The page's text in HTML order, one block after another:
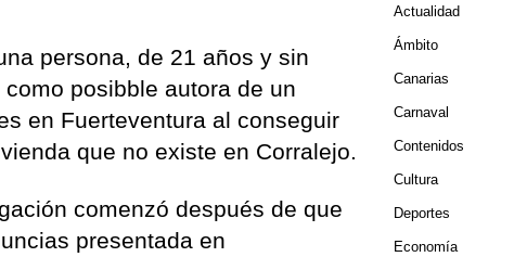
persona, de 21 años y sin
posibble autora de un
en Fuerteventura al conseguir
que no existe en Corralejo.
comenzó después de que
presentada en
Actualidad
Ámbito
Canarias
Carnaval
Contenidos
Cultura
Deportes
Economía